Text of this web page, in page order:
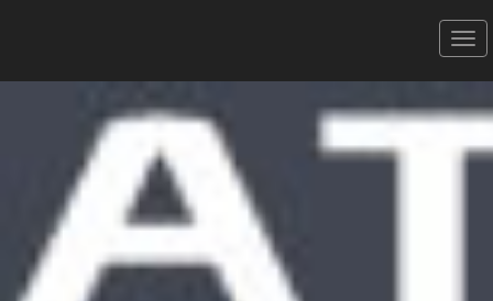
Défi de Thau de Sète -
06/09/2020